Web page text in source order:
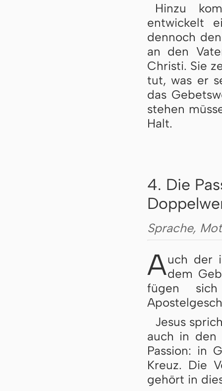
Hinzu
entwickelt
dennoch
an den
Christi. Sie
tut, was er
das
stehen
Halt.
4. Die
Sprache,
Auch der
dem
fügen
Jesus
auch in den
Passion: in
Kreuz. Die
gehört in